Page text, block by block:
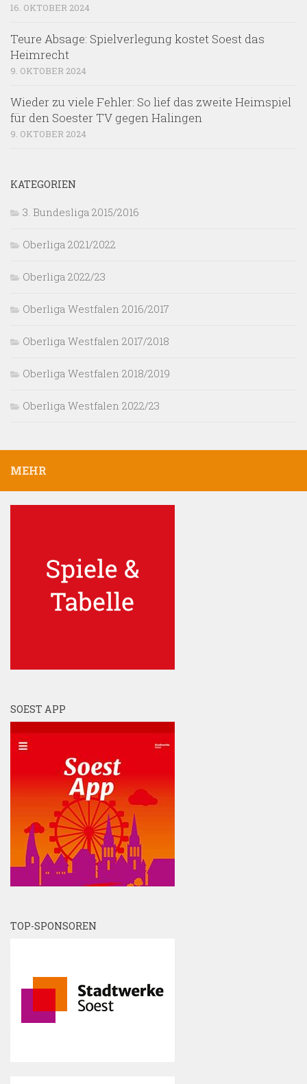
16. OKTOBER 2024
Teure Absage: Spielverlegung kostet Soest das
Heimrecht
9. OKTOBER 2024
Wieder zu viele Fehler: So lief das zweite Heimspiel
für den Soester TV gegen Halingen
9. OKTOBER 2024
KATEGORIEN
3. Bundesliga 2015/2016
Oberliga 2021/2022
Oberliga 2022/23
Oberliga Westfalen 2016/2017
Oberliga Westfalen 2017/2018
Oberliga Westfalen 2018/2019
Oberliga Westfalen 2022/23
MEHR
SOEST APP
TOP-SPONSOREN